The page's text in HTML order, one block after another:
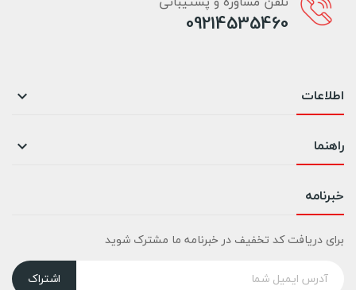
09214535460
اطلاعات 
راهنما 
خبرنامه
برای دریافت کد تخفیف در خبرنامه ما مشترک شوید
اشتراک